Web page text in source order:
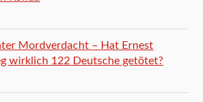
Mordverdacht – Hat Ernest
wirklich 122 Deutsche getötet?